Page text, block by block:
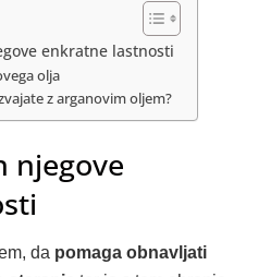
enkratne lastnosti
olja
z arganovim oljem?
njegove
da pomaga obnavljati